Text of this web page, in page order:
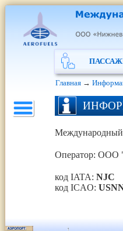
Главная →
Международный
Оператор: ООО
код IATA: NJC
код ICAO: